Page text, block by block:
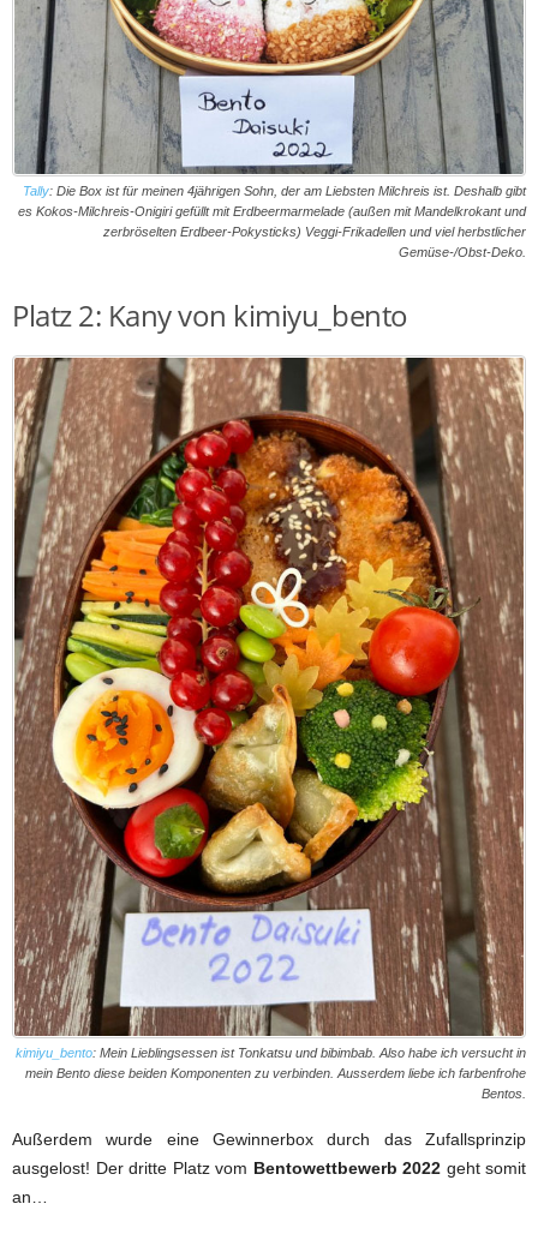
Tally: Die Box ist für meinen 4jährigen Sohn, der am Liebsten Milchreis ist. Deshalb gibt
es Kokos-Milchreis-Onigiri gefüllt mit Erdbeermarmelade (außen mit Mandelkrokant und
zerbröselten Erdbeer-Pokysticks) Veggi-Frikadellen und viel herbstlicher
Gemüse-/Obst-Deko.
Platz 2: Kany von kimiyu_bento
kimiyu_bento: Mein Lieblingsessen ist Tonkatsu und bibimbab. Also habe ich versucht in
mein Bento diese beiden Komponenten zu verbinden. Ausserdem liebe ich farbenfrohe
Bentos.
Außerdem wurde eine Gewinnerbox durch das Zufallsprinzip
ausgelost! Der dritte Platz vom Bentowettbewerb 2022 geht somit
an…